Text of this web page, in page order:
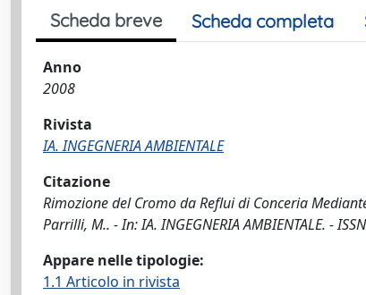
Scheda breve Scheda completa
Anno
2008
Rivista
IA. INGEGNERIA AMBIENTALE
Citazione
Rimozione del Cromo da Reflui di Conceria
Parrilli, M.. - In: IA. INGEGNERIA AMBIENTALE. -
Appare nelle tipologie:
1.1 Articolo in rivista